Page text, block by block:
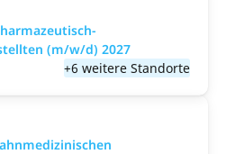
(m/w/d) 2027
+6 weitere Standorte